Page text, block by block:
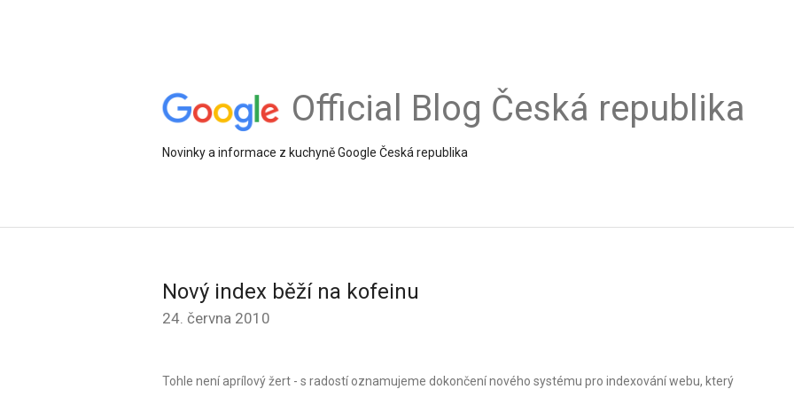
Official Blog Česká republika
Novinky a informace z kuchyně Google Česká republika
Nový index běží na kofeinu
24. června 2010
Tohle není aprílový žert - s radostí oznamujeme dokončení nového systému pro indexování webu, který